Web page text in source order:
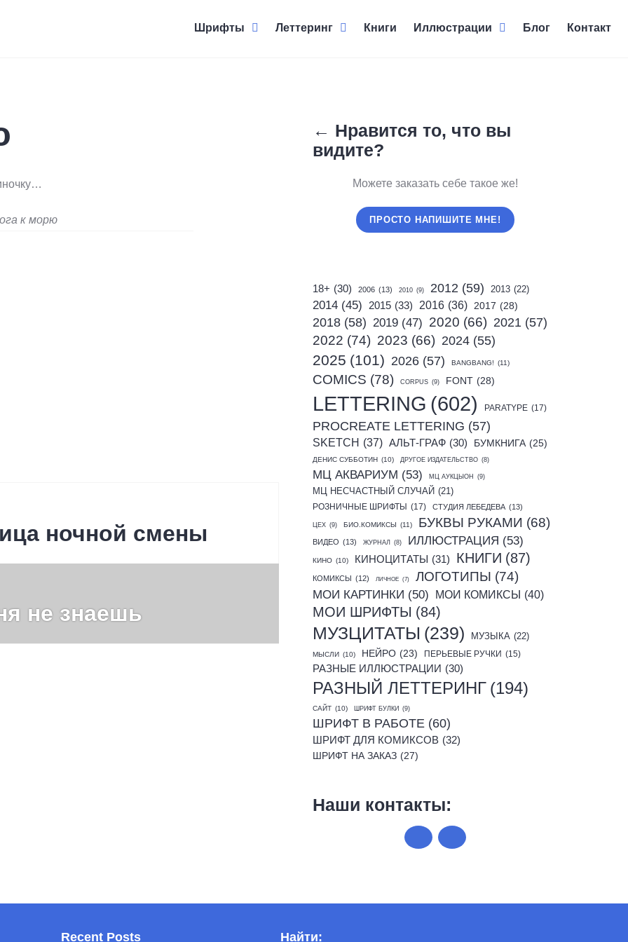
Шрифты Леттеринг Книги Иллюстрации Блог Контакт
к морю
ночной смены
не знаешь
← Нравится то, что вы
видите?
Можете заказать себе такое же!
ПРОСТО НАПИШИТЕ МНЕ!
18+ (30) 2006 (13) 2010 (9) 2012 (59) 2013 (22)
2014 (45) 2015 (33) 2016 (36) 2017 (28)
2018 (58) 2019 (47) 2020 (66) 2021 (57)
2022 (74) 2023 (66) 2024 (55)
2025 (101) 2026 (57) BANGBANG! (11)
COMICS (78) CORPUS (9) FONT (28)
LETTERING (602) PARATYPE (17)
PROCREATE LETTERING (57)
SKETCH (37) АЛЬТ-ГРАФ (30) БУМКНИГА (25)
ДЕНИС СУББОТИН (10) ДРУГОЕ ИЗДАТЕЛЬСТВО (8)
МЦ АКВАРИУМ (53) МЦ АУКЦЫОН (9)
МЦ НЕСЧАСТНЫЙ СЛУЧАЙ (21)
РОЗНИЧНЫЕ ШРИФТЫ (17) СТУДИЯ ЛЕБЕДЕВА (13)
ЦЕХ (9) БИО.КОМИКСЫ (11) БУКВЫ РУКАМИ (68)
ВИДЕО (13) ЖУРНАЛ (8) ИЛЛЮСТРАЦИЯ (53)
КИНО (10) КИНОЦИТАТЫ (31) КНИГИ (87)
КОМИКСЫ (12) ЛИЧНОЕ (7) ЛОГОТИПЫ (74)
МОИ КАРТИНКИ (50) МОИ КОМИКСЫ (40)
МОИ ШРИФТЫ (84)
МУЗЦИТАТЫ (239) МУЗЫКА (22)
МЫСЛИ (10) НЕЙРО (23) ПЕРЬЕВЫЕ РУЧКИ (15)
РАЗНЫЕ ИЛЛЮСТРАЦИИ (30)
РАЗНЫЙ ЛЕТТЕРИНГ (194)
САЙТ (10) ШРИФТ БУЛКИ (9)
ШРИФТ В РАБОТЕ (60)
ШРИФТ ДЛЯ КОМИКСОВ (32)
ШРИФТ НА ЗАКАЗ (27)
Наши контакты:
Recent Posts Найти: